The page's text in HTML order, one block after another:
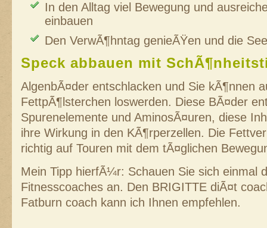
In den Alltag viel Bewegung und
einbauen
Den VerwÃ¶hntag genieÃŸen und die
Speck abbauen mit
AlgenbÃ¤der entschlacken und Sie kÃ¶nnen
FettpÃ¶lsterchen loswerden. Diese BÃ¤der
Spurenelemente und AminosÃ¤uren, diese
ihre Wirkung in den KÃ¶rperzellen. Die
richtig auf Touren mit dem tÃ¤glichen
Mein Tipp hierfÃ¼r: Schauen Sie sich einmal
Fitnesscoaches an. Den BRIGITTE diÃ¤t
Fatburn coach kann ich Ihnen empfehlen.